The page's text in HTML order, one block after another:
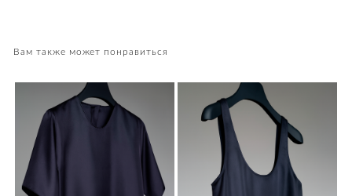
Вам также может понравиться